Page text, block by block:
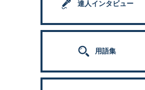
達人インタビュー
用語集